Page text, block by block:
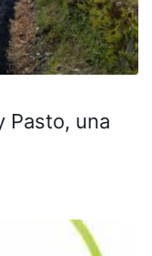
Pasto, una